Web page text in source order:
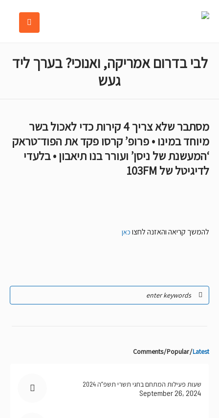
לבי בדרום אמריקה, ואנוכי? בערך ליד
געש
מסתבר שלא צריך 4 קירות כדי לאכול בשר
מיוחד במינו • פרופ’ קרסו פקד את הפוד־טראק
‘המעשנת של ניסן’ ועורר בנו תיאבון • בלעדי
לדיגיטל של 103FM
להמשך קריאה והאזנה לחצו כאן
Latest
Popular
Comments
שעות פעילות המתחם בחגי תשרי תשפ”ה 2024
September 26, 2024